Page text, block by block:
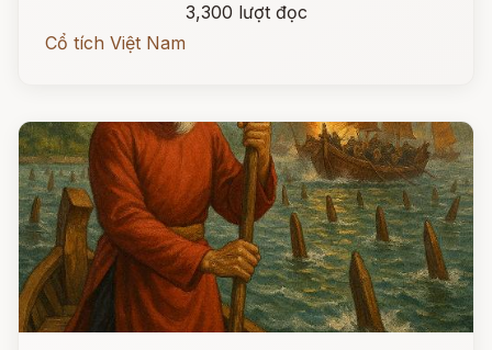
3,300 lượt đọc
Cổ tích Việt Nam